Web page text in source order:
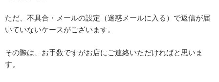
ただ、不具合・メールの設定（迷惑メールに入る）で返信が届
いていないケースがございます。
その際は、お手数ですがお店にご連絡いただければと思いま
す。